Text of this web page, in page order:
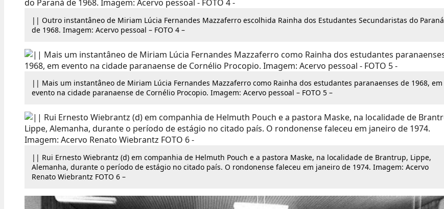
|| Outro instantâneo de Miriam Lúcia Fernandes Mazzaferro escolhida Rainha dos Estudantes Secundaristas do Paraná
de 1968. Imagem: Acervo pessoal – FOTO 4 –
|| Mais um instantâneo de Miriam Lúcia Fernandes Mazzaferro como Rainha dos estudantes paranaenses de 1968, em
evento na cidade paranaense de Cornélio Procopio. Imagem: Acervo pessoal – FOTO 5 –
|| Rui Ernesto Wiebrantz (d) em companhia de Helmuth Pouch e a pastora Maske, na localidade de Brantrup, Lippe,
Alemanha, durante o período de estágio no citado país. O rondonense faleceu em janeiro de 1974. Imagem: Acervo
Renato Wiebrantz FOTO 6 –